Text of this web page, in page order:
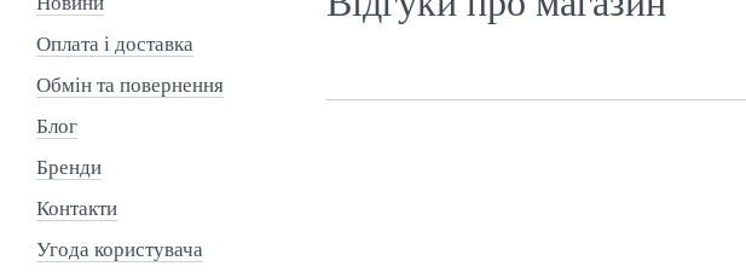
Оплата і доставка
Обмін та повернення
Блог
Бренди
Контакти
Угода користувача